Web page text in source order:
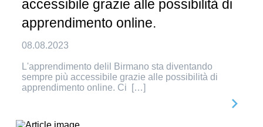
accessibile grazie alle possibilità di
apprendimento online.
08.08.2023
L'apprendimento delil Birmano sta diventando
sempre più accessibile grazie alle possibilità di
apprendimento online. Ci […]